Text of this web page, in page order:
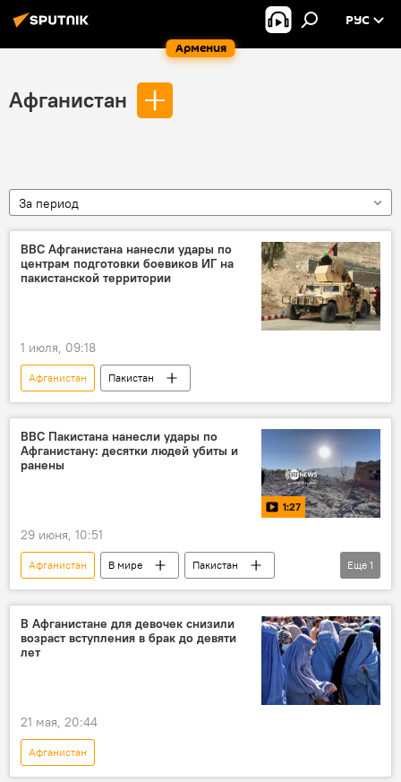
Армения
РУС
Афганистан
За период
ВВС Афганистана нанесли удары по
центрам подготовки боевиков ИГ на
пакистанской территории
1 июля, 09:18
Афганистан Пакистан
ВВС Пакистана нанесли удары по
Афганистану: десятки людей убиты и
ранены
1:27
29 июня, 10:51
Афганистан В мире
Пакистан
Видео
Еще 1
В Афганистане для девочек снизили
возраст вступления в брак до девяти
лет
21 мая, 20:44
Афганистан